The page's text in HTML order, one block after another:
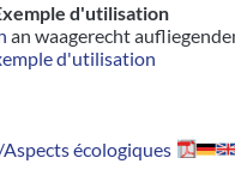
d'utilisation
an waagerecht
d'utilisation
écologiques